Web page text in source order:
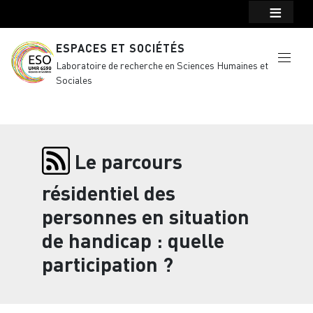
ESPACES ET SOCIÉTÉS
Laboratoire de recherche en Sciences Humaines et
Sociales
Le parcours
résidentiel des
personnes en situation
de handicap : quelle
participation ?